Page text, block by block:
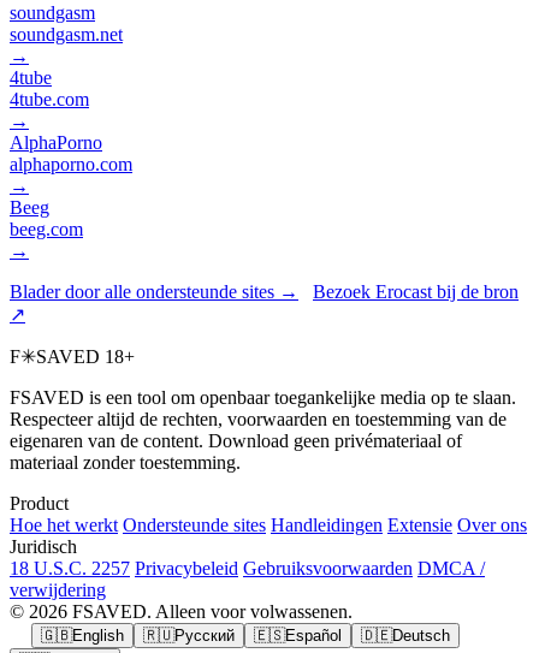
soundgasm
soundgasm.net
→
4tube
4tube.com
→
AlphaPorno
alphaporno.com
→
Beeg
beeg.com
→
Blader door alle ondersteunde sites →
Bezoek Erocast bij de bron
↗
F✳SAVED 18+
FSAVED is een tool om openbaar toegankelijke media op te slaan.
Respecteer altijd de rechten, voorwaarden en toestemming van de
eigenaren van de content. Download geen privémateriaal of
materiaal zonder toestemming.
Product
Hoe het werkt Ondersteunde sites Handleidingen Extensie Over ons
Juridisch
18 U.S.C. 2257 Privacybeleid Gebruiksvoorwaarden DMCA /
verwijdering
© 2026 FSAVED. Alleen voor volwassenen.
🇬🇧English 🇷🇺Русский 🇪🇸Español 🇩🇪Deutsch